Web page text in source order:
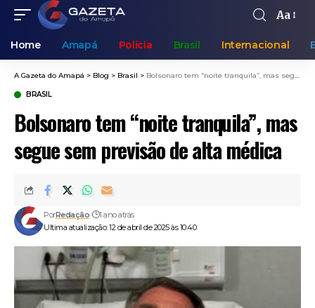
Aa
Home Amapá Polícia Brasil Internacional
A Gazeta do Amapá > Blog > Brasil > Bolsonaro tem “noite tranquila”, mas segue sem previsão de alta médica
BRASIL
Bolsonaro tem “noite tranquila”, mas
segue sem previsão de alta médica
Ultima atualização: 12 de abril de 2025 às 10:40
PorRedação 1 ano atrás